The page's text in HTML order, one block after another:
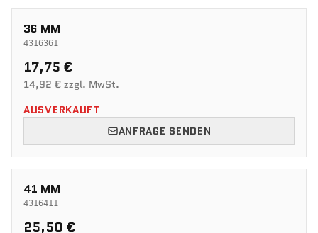
36 MM
4316361
17,75 €
14,92 € zzgl. MwSt.
AUSVERKAUFT
ANFRAGE SENDEN
41 MM
4316411
25,50 €